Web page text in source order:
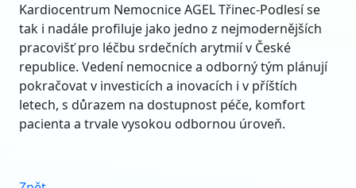
Kardiocentrum Nemocnice AGEL Třinec-Podlesí se
tak i nadále profiluje jako jedno z nejmodernějších
pracovišť pro léčbu srdečních arytmií v České
republice. Vedení nemocnice a odborný tým plánují
pokračovat v investicích a inovacích i v příštích
letech, s důrazem na dostupnost péče, komfort
pacienta a trvale vysokou odbornou úroveň.